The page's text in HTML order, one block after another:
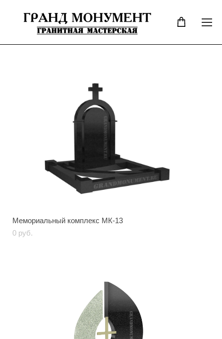
Мемориальный комплекс МК-13
0 pуб.